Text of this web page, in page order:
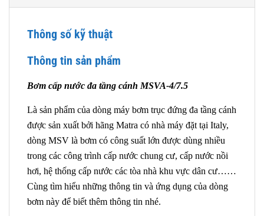
Thông số kỹ thuật
Thông tin sản phẩm
Bơm cấp nước đa tầng cánh MSVA-4/7.5
Là sản phẩm của dòng máy bơm trục đứng đa tầng cánh
được sản xuất bởi hãng Matra có nhà máy đặt tại Italy,
dòng MSV là bơm có công suất lớn được dùng nhiều
trong các công trình cấp nước chung cư, cấp nước nồi
hơi, hệ thống cấp nước các tòa nhà khu vực dân cư……
Cùng tìm hiểu những thông tin và ứng dụng của dòng
bơm này để biết thêm thông tin nhé.